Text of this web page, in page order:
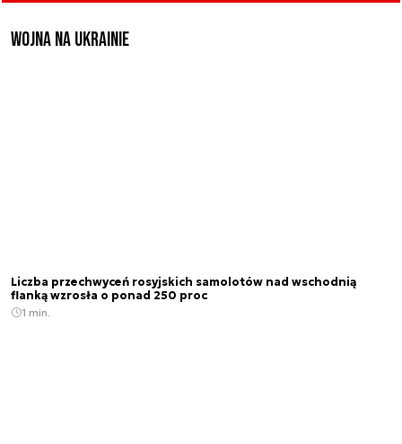
Wojna na Ukrainie
Liczba przechwyceń rosyjskich samolotów nad wschodnią
flanką wzrosła o ponad 250 proc
1 min.